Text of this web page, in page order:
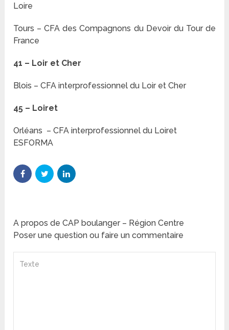
Loire
Tours – CFA des Compagnons du Devoir du Tour de
France
41 – Loir et Cher
Blois – CFA interprofessionnel du Loir et Cher
45 – Loiret
Orléans – CFA interprofessionnel du Loiret
ESFORMA
A propos de CAP boulanger – Région Centre
Poser une question ou faire un commentaire